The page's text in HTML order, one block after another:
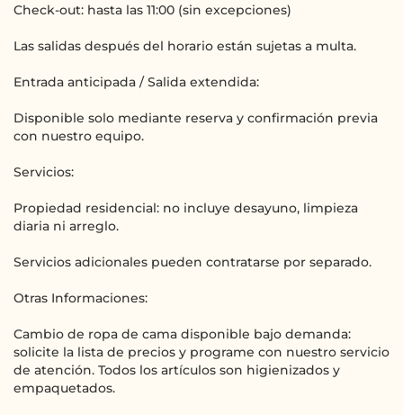
Check-out: hasta las 11:00 (sin excepciones)
Las salidas después del horario están sujetas a multa.
Entrada anticipada / Salida extendida:
Disponible solo mediante reserva y confirmación previa
con nuestro equipo.
Servicios:
Propiedad residencial: no incluye desayuno, limpieza
diaria ni arreglo.
Servicios adicionales pueden contratarse por separado.
Otras Informaciones:
Cambio de ropa de cama disponible bajo demanda:
solicite la lista de precios y programe con nuestro servicio
de atención. Todos los artículos son higienizados y
empaquetados.